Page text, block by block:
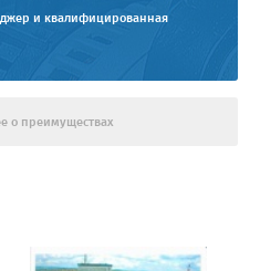
и квалифицированная
о преимуществах